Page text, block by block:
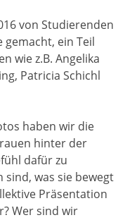
von Studierenden
gemacht, ein Teil
wie z.B. Angelika
Patricia Schichl
haben wir die
hinter der
dafür zu
was sie bewegt
Präsentation
Wer sind wir